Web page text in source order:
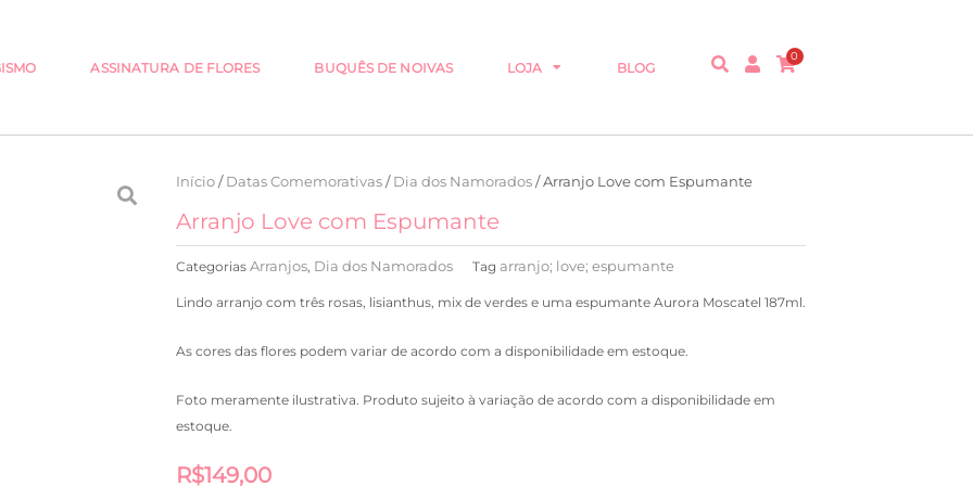
ASSINATURA DE FLORES BUQUÊS DE NOIVAS LOJA BLOG
0
Início/Datas Comemorativas/Dia dos Namorados/ Arranjo Love com Espumante
Arranjo Love com Espumante
Categorias Arranjos, Dia dos Namorados Tag arranjo; love; espumante
Lindo arranjo com três rosas, lisianthus, mix de verdes e uma espumante Aurora Moscatel 187ml.
As cores das flores podem variar de acordo com a disponibilidade em estoque.
Foto meramente ilustrativa. Produto sujeito à variação de acordo com a disponibilidade em
estoque.
R$149,00